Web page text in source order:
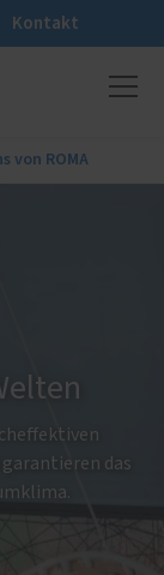
Kontakt
von ROMA
das